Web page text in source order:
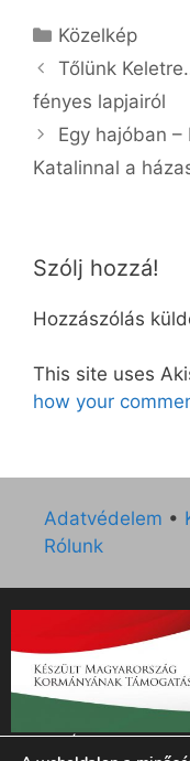
Kategória
Közelkép
Tőlünk
fényes lapjairól
Egy hajóban
Katalinnal a
Szólj hozzá!
Hozzászólás
This site uses
how your
Adatvédelem •
Rólunk
„Az Új Ember